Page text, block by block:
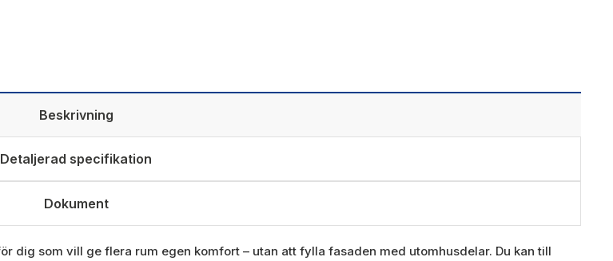
Beskrivning
Detaljerad specifikation
Dokument
dig som vill ge flera rum egen komfort – utan att fylla fasaden med utomhusdelar. Du kan till